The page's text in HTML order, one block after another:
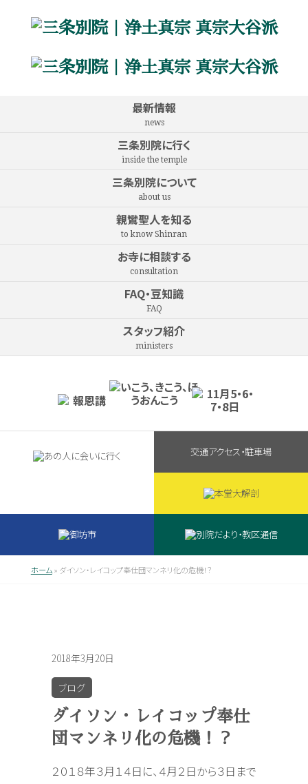
最新情報
news
三条別院に行く
inside the temple
三条別院について
about us
親鸞聖人を知る
to know Shinran
お寺に相談する
consultation
FAQ・豆知識
FAQ
スタッフ紹介
ministers
交通アクセス・駐車場
ホーム» ダイソン・レイコップ奉仕団マンネリ化の危機！？
2018年3月20日
ブログ
ダイソン・レイコップ奉仕
団マンネリ化の危機！？
２０１８年３月１４日に、４月２日から３日まで